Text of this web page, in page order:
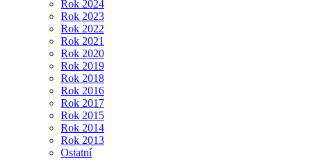
Rok 2024
Rok 2023
Rok 2022
Rok 2021
Rok 2020
Rok 2019
Rok 2018
Rok 2016
Rok 2017
Rok 2015
Rok 2014
Rok 2013
Ostatní